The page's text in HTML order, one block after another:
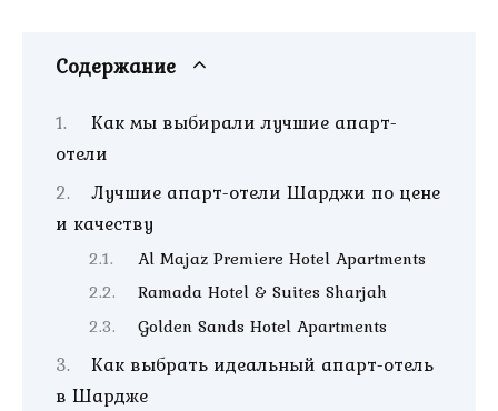
Содержание
Как мы выбирали лучшие апарт-
отели
Лучшие апарт-отели Шарджи по цене
и качеству
Al Majaz Premiere Hotel Apartments
Ramada Hotel & Suites Sharjah
Golden Sands Hotel Apartments
Как выбрать идеальный апарт-отель
в Шардже